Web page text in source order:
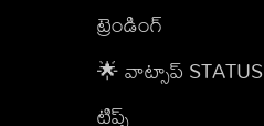
ట్రెండింగ్
🌟 వాట్సాప్ STATUS
టిప్స్